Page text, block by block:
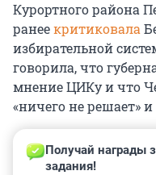
Курортного района
ранеекритиковала
избирательной
говорила, что
мнение ЦИКу и что
«ничего не решает» и
Получай награды
задания!